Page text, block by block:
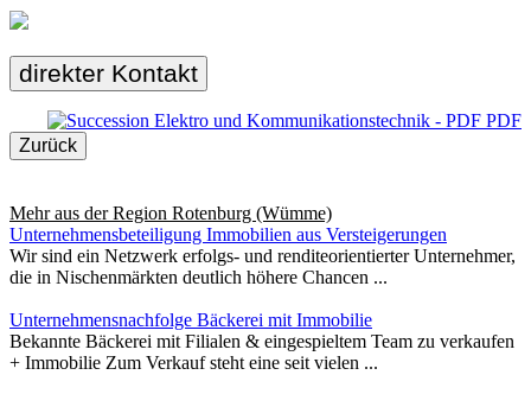
direkter Kontakt
PDF
Zurück
Mehr aus der Region Rotenburg (Wümme)
Unternehmensbeteiligung Immobilien aus Versteigerungen
Wir sind ein Netzwerk erfolgs- und renditeorientierter Unternehmer,
die in Nischenmärkten deutlich höhere Chancen ...
Unternehmensnachfolge Bäckerei mit Immobilie
Bekannte Bäckerei mit Filialen & eingespieltem Team zu verkaufen
+ Immobilie Zum Verkauf steht eine seit vielen ...